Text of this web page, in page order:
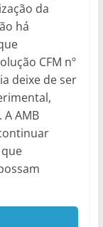
da
há
CFM nº
deixe de ser
AMB